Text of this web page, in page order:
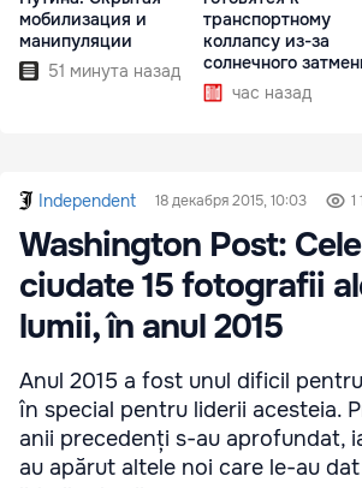
мобилизация и
манипуляции
51 минута назад
транспортному
коллапсу из-за
солнечного
час назад
Independent 18 декабря 2015, 10:03 1
Washington Post:
ciudate 15 fotografii
lumii, în anul 2015
Anul 2015 a fost unul dificil
în special pentru liderii acesteia.
anii precedenți s-au aprofundat,
au apărut altele noi care le-au